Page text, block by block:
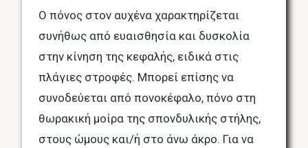
Ο πόνος στον αυχένα χαρακτηρίζεται
συνήθως από ευαισθησία και δυσκολία
στην κίνηση της κεφαλής, ειδικά στις
πλάγιες στροφές. Μπορεί επίσης να
συνοδεύεται από πονοκέφαλο, πόνο στη
θωρακική μοίρα της σπονδυλικής στήλης,
στους ώμους και/ή στο άνω άκρο. Για να